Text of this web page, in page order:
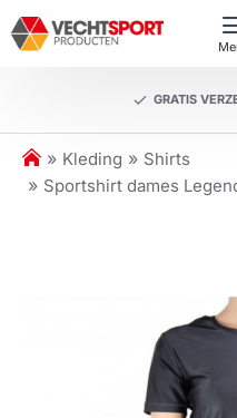
GRATIS
h
o
Kleding
Shirts
Sportshirt dames